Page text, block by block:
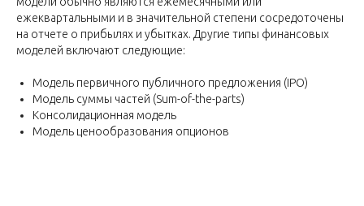
ежеквартальными и в значительной степени сосредоточены
на отчете о прибылях и убытках. Другие типы финансовых
моделей включают следующие:
Модель первичного публичного предложения (IPO)
Модель суммы частей (Sum-of-the-parts)
Консолидационная модель
Модель ценообразования опционов